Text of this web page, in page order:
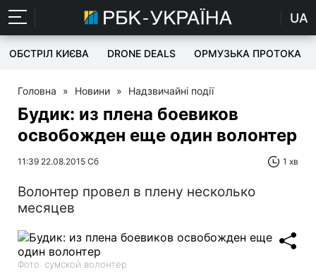
UA
ОБСТРІЛ КИЄВА DRONE DEALS ОРМУЗЬКА ПРОТОКА
Головна » Новини » Надзвичайні події
Будик: из плена боевиков
освобожден еще один волонтер
11:39 22.08.2015 Сб 1 хв
Волонтер провел в плену несколько
месяцев
Фото: сумской волонтер